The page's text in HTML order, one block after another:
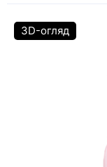
3D-огляд